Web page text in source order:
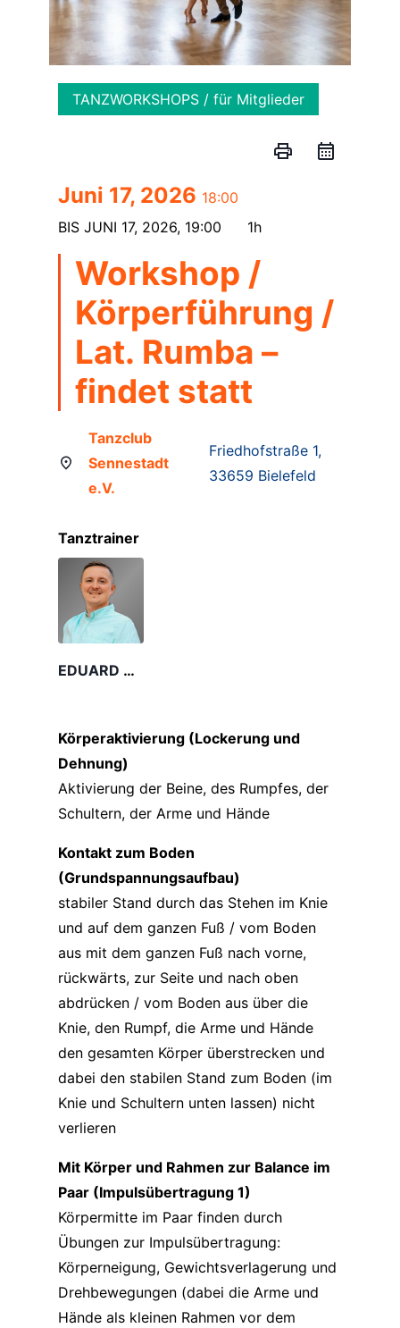
TANZWORKSHOPS / für Mitglieder
print
Juni 17, 2026 18:00
BIS JUNI 17, 2026, 19:00 1h
Workshop /
Körperführung /
Lat. Rumba –
findet statt
Tanzclub
Sennestadt
e.V.
Friedhofstraße 1,
33659 Bielefeld
Tanztrainer
EDUARD KRUG
Körperaktivierung (Lockerung und
Dehnung)
Aktivierung der Beine, des Rumpfes, der
Schultern, der Arme und Hände
Kontakt zum Boden
(Grundspannungsaufbau)
stabiler Stand durch das Stehen im Knie
und auf dem ganzen Fuß / vom Boden
aus mit dem ganzen Fuß nach vorne,
rückwärts, zur Seite und nach oben
abdrücken / vom Boden aus über die
Knie, den Rumpf, die Arme und Hände
den gesamten Körper überstrecken und
dabei den stabilen Stand zum Boden (im
Knie und Schultern unten lassen) nicht
verlieren
Mit Körper und Rahmen zur Balance im
Paar (Impulsübertragung 1)
Körpermitte im Paar finden durch
Übungen zur Impulsübertragung:
Körperneigung, Gewichtsverlagerung und
Drehbewegungen (dabei die Arme und
Hände als kleinen Rahmen vor dem